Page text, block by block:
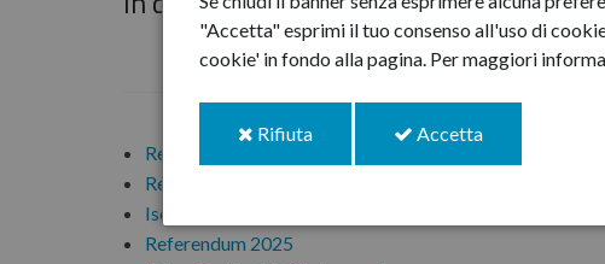
"Accetta" esprimi il tuo consenso all'uso di
cookie' in fondo alla pagina. Per maggiori
Rifiutai
Accettai
Referendum 2025
Referendum 2025
Iscrizioni asilo nido comunale "Treninonido"
Referendum 2025